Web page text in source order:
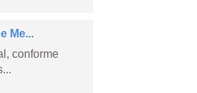
Me...
conforme